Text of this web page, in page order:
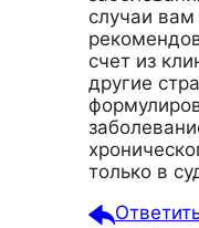
случаи вам
счет из
другие
только в